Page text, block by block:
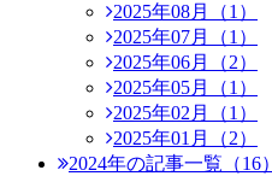
2025年08月（1）
2025年07月（1）
2025年06月（2）
2025年05月（1）
2025年02月（1）
2025年01月（2）
2024年の記事一覧（16）